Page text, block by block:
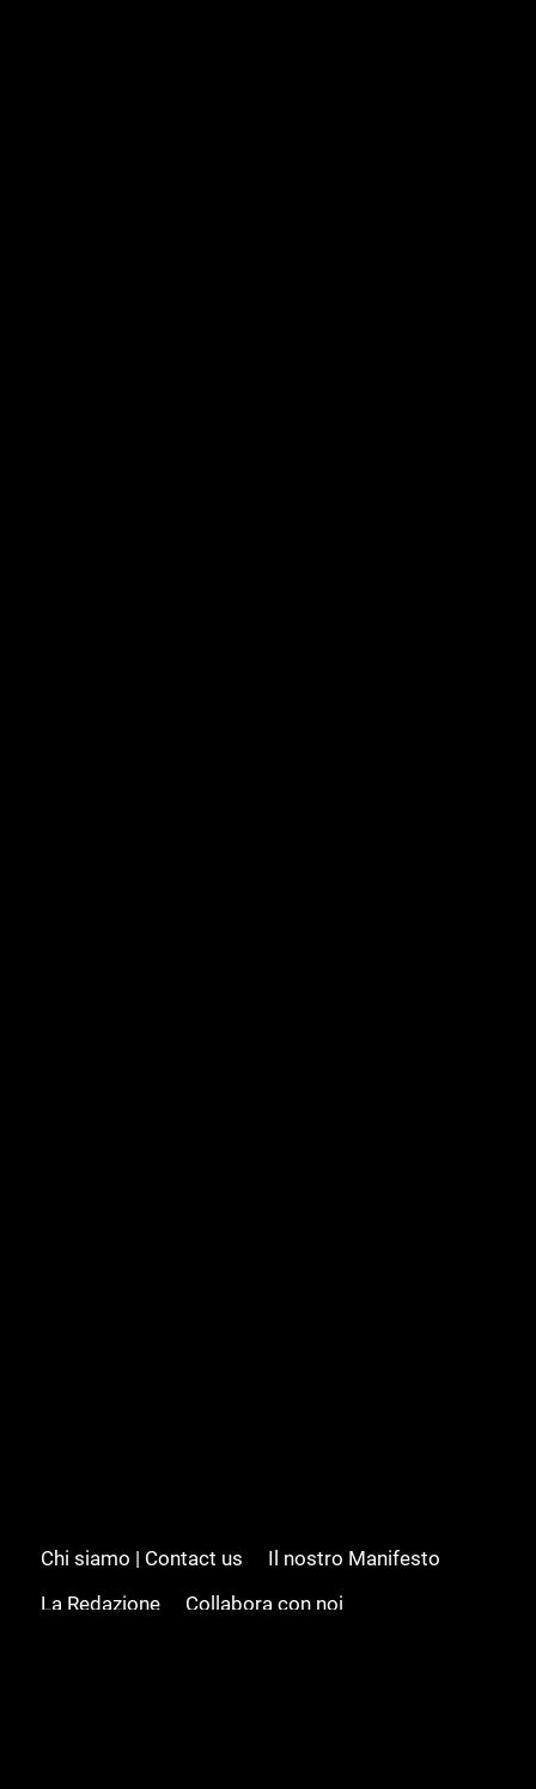
Chi siamo | Contact us
Il nostro Manifesto
La Redazione
Collabora con noi